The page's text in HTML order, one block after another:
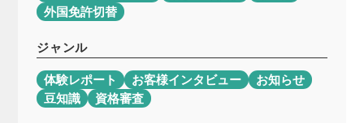
外国免許切替
ジャンル
体験レポート お客様インタビュー
お知らせ
豆知識
資格審査